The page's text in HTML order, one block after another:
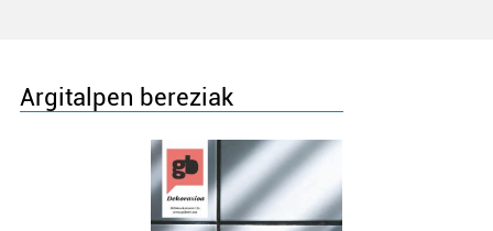
Argitalpen bereziak